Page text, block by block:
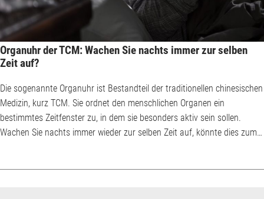
Organuhr der TCM: Wachen Sie nachts immer zur selben
Zeit auf?
Die sogenannte Organuhr ist Bestandteil der traditionellen chinesischen
Medizin, kurz TCM. Sie ordnet den menschlichen Organen ein
bestimmtes Zeitfenster zu, in dem sie besonders aktiv sein sollen.
Wachen Sie nachts immer wieder zur selben Zeit auf, könnte dies zum